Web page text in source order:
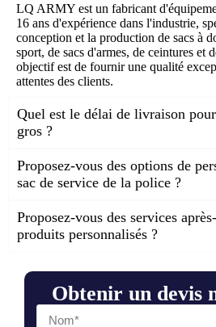
Obtenir un devis
LQ ARMY est un fabricant
16 ans d'expérience dans l'industrie,
conception et la production de sacs à
sport, de sacs d'armes, de ceintures et
objectif est de fournir une qualité
attentes des clients.
Quel est le délai de livraison
gros ?
Proposez-vous des options de
sac de service de la police ?
Proposez-vous des services
produits personnalisés ?